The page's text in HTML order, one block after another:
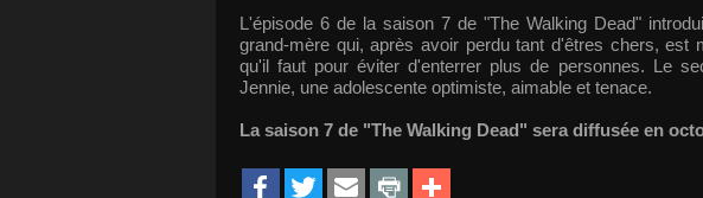
L'épisode 6 de la saison 7 de "The Walking Dead"
grand-mère qui, après avoir perdu tant d'êtres chers, est
qu'il faut pour éviter d'enterrer plus de personnes. Le
Jennie, une adolescente optimiste, aimable et tenace.
La saison 7 de "The Walking Dead" sera diffusée en